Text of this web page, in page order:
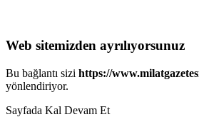
Web sitemizden ayrılıyorsunuz
Bu bağlantı sizi https://
yönlendiriyor.
Sayfada Kal Devam Et